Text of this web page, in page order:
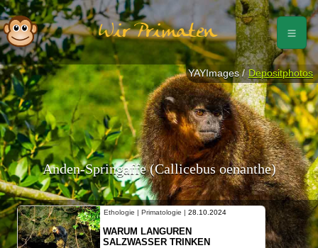
Wir Primaten
Anden-Springaffe (Callicebus oenanthe)
Ethologie | Primatologie | 28.10.2024
WARUM LANGUREN
SALZWASSER TRINKEN
YAYImages / Depositphotos